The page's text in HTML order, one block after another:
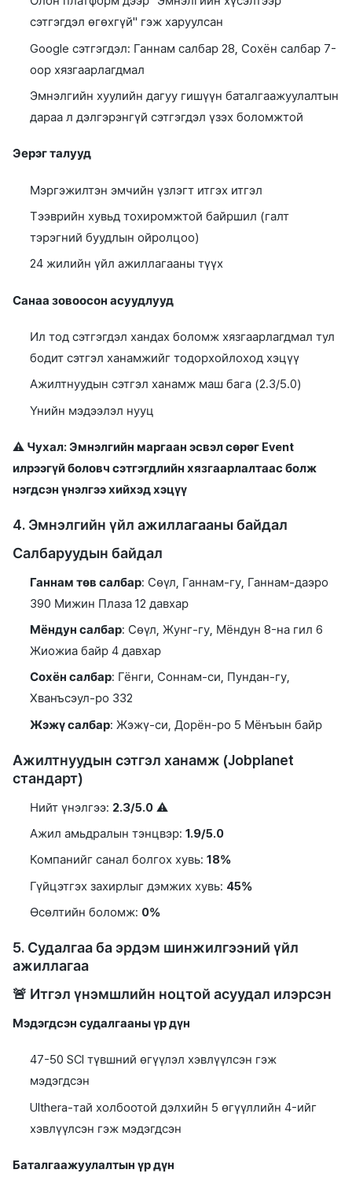
сэтгэгдэл өгөхгүй" гэж харуулсан
Google сэтгэгдэл: Ганнам салбар 28, Сохён салбар 7-
оор хязгаарлагдмал
Эмнэлгийн хуулийн дагуу гишүүн баталгаажуулалтын
дараа л дэлгэрэнгүй сэтгэгдэл үзэх боломжтой
Эерэг талууд
Мэргэжилтэн эмчийн үзлэгт итгэх итгэл
Тээврийн хувьд тохиромжтой байршил (галт
тэрэгний буудлын ойролцоо)
24 жилийн үйл ажиллагааны түүх
Санаа зовоосон асуудлууд
Ил тод сэтгэгдэл хандах боломж хязгаарлагдмал тул
бодит сэтгэл ханамжийг тодорхойлоход хэцүү
Ажилтнуудын сэтгэл ханамж маш бага (2.3/5.0)
Үнийн мэдээлэл нууц
⚠️ Чухал: Эмнэлгийн маргаан эсвэл сөрөг Event
илрээгүй боловч сэтгэгдлийн хязгаарлалтаас болж
нэгдсэн үнэлгээ хийхэд хэцүү
4. Эмнэлгийн үйл ажиллагааны байдал
Салбаруудын байдал
Ганнам төв салбар: Сөүл, Ганнам-гу, Ганнам-даэро
390 Мижин Плаза 12 давхар
Мёндун салбар: Сөүл, Жунг-гу, Мёндун 8-на гил 6
Жиожиа байр 4 давхар
Сохён салбар: Гёнги, Соннам-си, Пундан-гу,
Хванъсэул-ро 332
Жэжү салбар: Жэжү-си, Дорён-ро 5 Мёнъын байр
Ажилтнуудын сэтгэл ханамж (Jobplanet
стандарт)
Нийт үнэлгээ: 2.3/5.0 ⚠️
Ажил амьдралын тэнцвэр:1.9/5.0
Компанийг санал болгох хувь:18%
Гүйцэтгэх захирлыг дэмжих хувь: 45%
Өсөлтийн боломж: 0%
5. Судалгаа ба эрдэм шинжилгээний үйл
ажиллагаа
🚨 Итгэл үнэмшлийн ноцтой асуудал илэрсэн
Мэдэгдсэн судалгааны үр дүн
47-50 SCI түвшний өгүүлэл хэвлүүлсэн гэж
мэдэгдсэн
Ulthera-тай холбоотой дэлхийн 5 өгүүллийн 4-ийг
хэвлүүлсэн гэж мэдэгдсэн
Баталгаажуулалтын үр дүн